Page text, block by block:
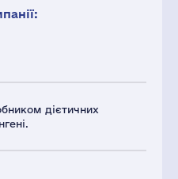
дієтичних